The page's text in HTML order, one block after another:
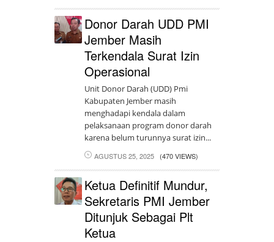
Donor Darah UDD PMI
Jember Masih
Terkendala Surat Izin
Operasional
Unit Donor Darah (UDD) Pmi
Kabupaten Jember masih
menghadapi kendala dalam
pelaksanaan program donor darah
karena belum turunnya surat izin...
AGUSTUS 25, 2025 (470 VIEWS)
Ketua Definitif Mundur,
Sekretaris PMI Jember
Ditunjuk Sebagai Plt
Ketua